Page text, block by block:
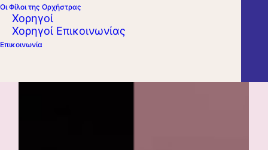
Οι Φίλοι της Ορχήστρας
Χορηγοί
Χορηγοί Επικοινωνίας
Επικοινωνία